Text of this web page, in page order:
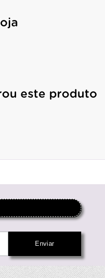
este produto